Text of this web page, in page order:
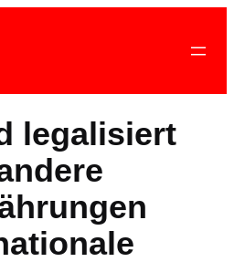
legalisiert